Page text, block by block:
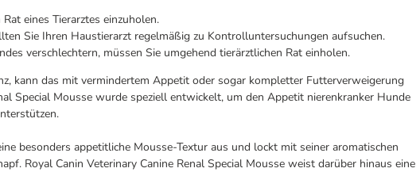
eines Tierarztes einzuholen.
Sie Ihren Haustierarzt regelmäßig zu Kontrolluntersuchungen aufsuchen.
verschlechtern, müssen Sie umgehend tierärztlichen Rat einholen.
kann das mit vermindertem Appetit oder sogar kompletter Futterverweigerung
Special Mousse wurde speziell entwickelt, um den Appetit nierenkranker Hunde
besonders appetitliche Mousse-Textur aus und lockt mit seiner aromatischen
Royal Canin Veterinary Canine Renal Special Mousse weist darüber hinaus eine